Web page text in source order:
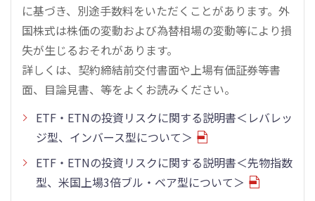
に基づき、別途手数料をいただくことがあります。外
国株式は株価の変動および為替相場の変動等により損
失が生じるおそれがあります。
詳しくは、契約締結前交付書面や上場有価証券等書
面、目論見書、等をよくお読みください。
ETF・ETNの投資リスクに関する説明書＜レバレッ
ジ型、インバース型について＞
ETF・ETNの投資リスクに関する説明書＜先物指数
型、米国上場3倍ブル・ベア型について＞